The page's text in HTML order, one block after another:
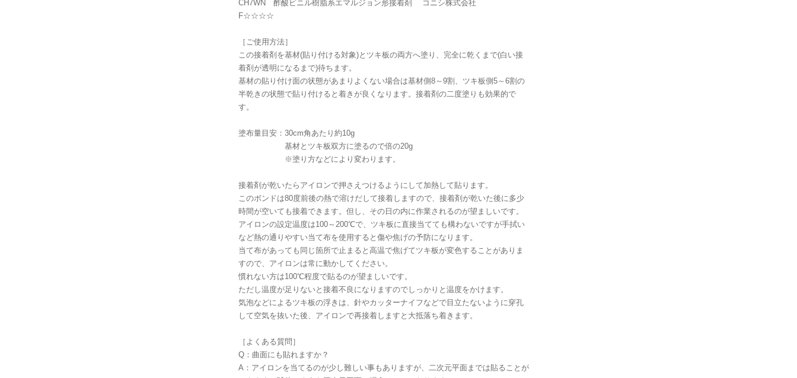
CH7WN 酢酸ビニル樹脂系エマルジョン形接着剤 コニシ株式会社
F☆☆☆☆
［ご使用方法］
この接着剤を基材(貼り付ける対象)とツキ板の両方へ塗り、完全に乾くまで(白い接
着剤が透明になるまで)待ちます。
基材の貼り付け面の状態があまりよくない場合は基材側8～9割、ツキ板側5～6割の
半乾きの状態で貼り付けると着きが良くなります。接着剤の二度塗りも効果的で
す。
塗布量目安：30cm角あたり約10g
基材とツキ板双方に塗るので倍の20g
※塗り方などにより変わります。
接着剤が乾いたらアイロンで押さえつけるようにして加熱して貼ります。
このボンドは80度前後の熱で溶けだして接着しますので、接着剤が乾いた後に多少
時間が空いても接着できます。但し、その日の内に作業されるのが望ましいです。
アイロンの設定温度は100～200℃で、ツキ板に直接当てても構わないですが手拭い
など熱の通りやすい当て布を使用すると傷や焦げの予防になります。
当て布があっても同じ箇所で止まると高温で焦げてツキ板が変色することがありま
すので、アイロンは常に動かしてください。
慣れない方は100℃程度で貼るのが望ましいです。
ただし温度が足りないと接着不良になりますのでしっかりと温度をかけます。
気泡などによるツキ板の浮きは、針やカッターナイフなどで目立たないように穿孔
して空気を抜いた後、アイロンで再接着しますと大抵落ち着きます。
［よくある質問］
Q：曲面にも貼れますか？
A：アイロンを当てるのが少し難しい事もありますが、二次元平面までは貼ることが